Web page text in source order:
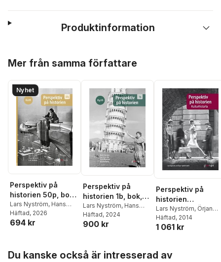
Produktinformation
Mer från samma författare
Nyhet
Perspektiv på
historien 50p, bok,
Gy25
Lars Nyström, Hans
Nyström,Örjan
Nyström,
Häftad, 2026
694 kr
Perspektiv på
historien 1b, bok,
Gy25
Lars Nyström, Hans
Nyström,Örjan
Nyström,
Häftad, 2024
900 kr
Perspektiv på
historien
Kulturhistoria
Lars Nyström, Örjan
Nyström
Häftad, 2014
1 061 kr
Du kanske också är intresserad av